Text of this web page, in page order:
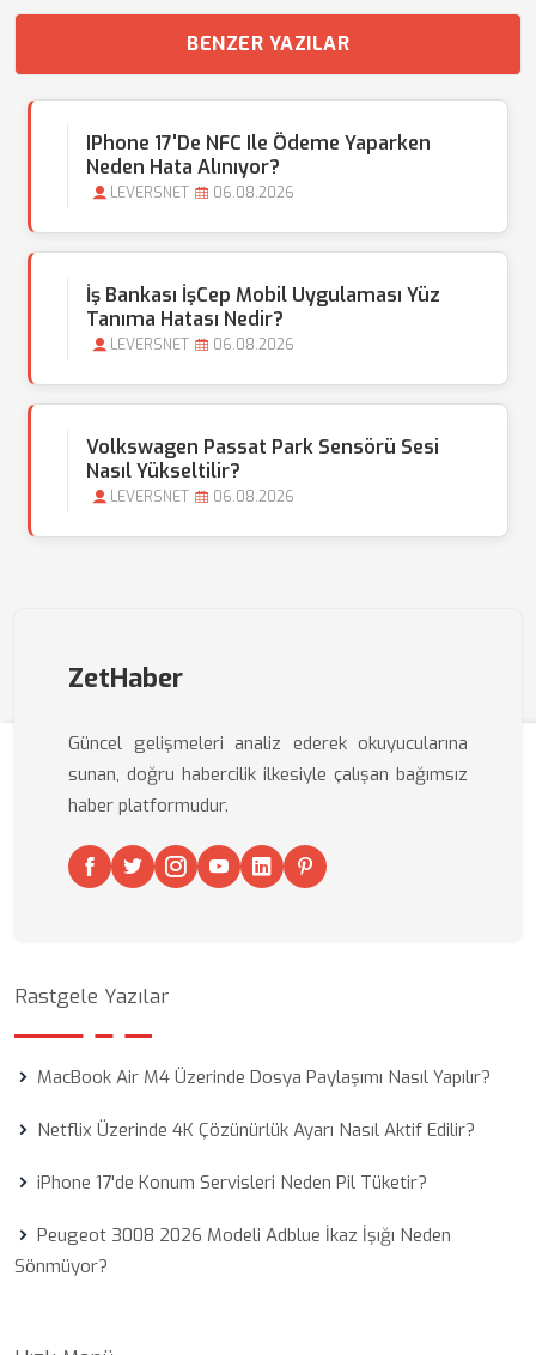
BENZER YAZILAR
IPhone 17'de NFC Ile Ödeme Yaparken
Neden Hata Alınıyor?
LEVERSNET 06.08.2026
İş Bankası İşCep Mobil Uygulaması Yüz
Tanıma Hatası Nedir?
LEVERSNET 06.08.2026
Volkswagen Passat Park Sensörü Sesi
Nasıl Yükseltilir?
LEVERSNET 06.08.2026
ZetHaber
Güncel gelişmeleri analiz ederek okuyucularına
sunan, doğru habercilik ilkesiyle çalışan bağımsız
haber platformudur.
Rastgele Yazılar
MacBook Air M4 Üzerinde Dosya Paylaşımı Nasıl Yapılır?
Netflix Üzerinde 4K Çözünürlük Ayarı Nasıl Aktif Edilir?
iPhone 17'de Konum Servisleri Neden Pil Tüketir?
Peugeot 3008 2026 Modeli Adblue İkaz İşığı Neden
Sönmüyor?